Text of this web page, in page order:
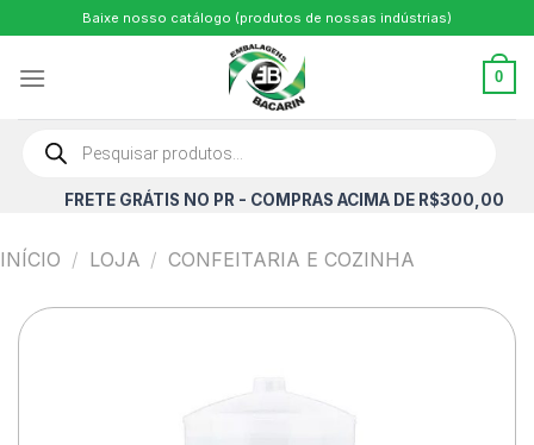
to
content
Baixe nosso catálogo (produtos de nossas indústrias)
0
produtos
FRETE GRÁTIS NO PR - COMPRAS ACIMA DE R$300,00
INÍCIO / LOJA / CONFEITARIA E COZINHA